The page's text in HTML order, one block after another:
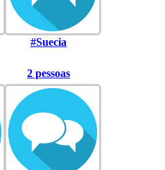
#Suecia
2 pessoas